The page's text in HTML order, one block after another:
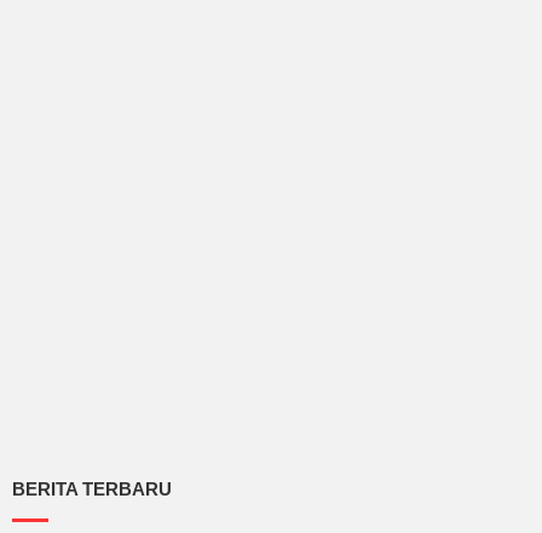
BERITA TERBARU